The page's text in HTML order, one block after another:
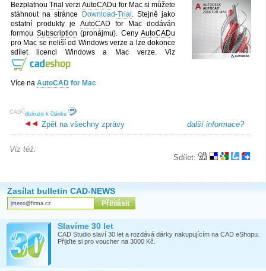
BezplatnouTrial verziAutoCADu for Mac si můžete
stáhnout na stránce
Download-Trial . Stejně jako
ostatní produkty je AutoCAD for Mac dodáván
formou Subscription (pronájmu). Ceny AutoCADu
pro Mac se neliší od Windows verze a lze dokonce
sdílet licenci Windows a Mac verze. Viz
Více na AutoCAD for Mac
[
CAD ]
diskuze k článku
další informace?
Zpět na všechny zprávy
Sdílet:
Viz též:
Zasílat bulletin CAD-NEWS
Slavíme 30 let
CAD Studio slaví 30 let a rozdává dárky nakupujícím na CAD eShopu.
Přijďte si pro voucher na 3000 Kč.